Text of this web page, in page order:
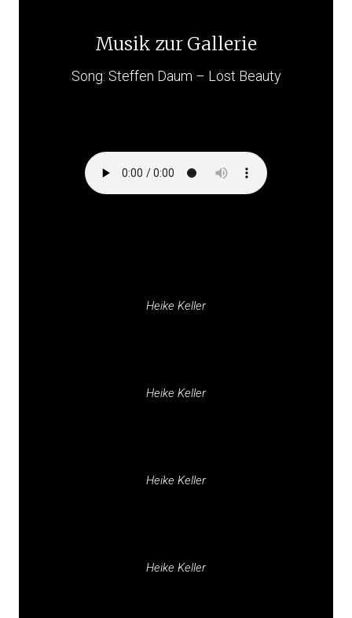
Musik zur Gallerie
Song: Steffen Daum – Lost Beauty
Heike Keller
Heike Keller
Heike Keller
Heike Keller